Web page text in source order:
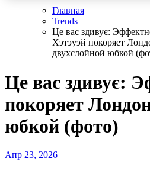
Главная
Trends
Це вас здивує:
Хэтэуэй покоряет
двухслойной юбкой
Це вас здивує:
покоряет
юбкой (фото)
Апр 23, 2026